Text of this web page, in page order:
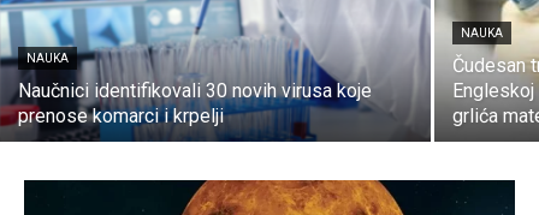
NAUKA
Naučnici identifikovali 30 novih virusa koje
prenose komarci i krpelji
NAUKA
Čudesan
Engleskoj
grlića